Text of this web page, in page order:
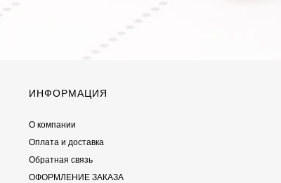
ИНФОРМАЦИЯ
О компании
Оплата и доставка
Обратная связь
ОФОРМЛЕНИЕ ЗАКАЗА